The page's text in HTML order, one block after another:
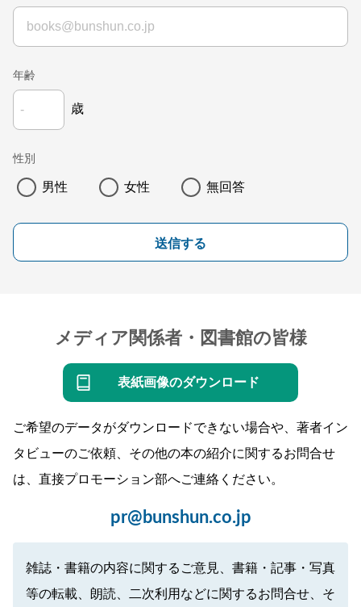
年齢
歳
性別
男性 女性 無回答
送信する
メディア関係者・図書館の皆様
表紙画像のダウンロード
ご希望のデータがダウンロードできない場合や、著者イン
タビューのご依頼、その他の本の紹介に関するお問合せ
は、直接プロモーション部へご連絡ください。
pr@bunshun.co.jp
雑誌・書籍の内容に関するご意見、書籍・記事・写真
等の転載、朗読、二次利用などに関するお問合せ、そ